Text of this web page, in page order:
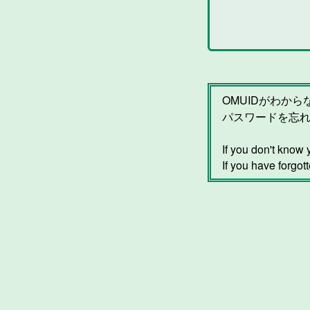
OMUIDがわから
パスワードを忘
If you don't
If you have